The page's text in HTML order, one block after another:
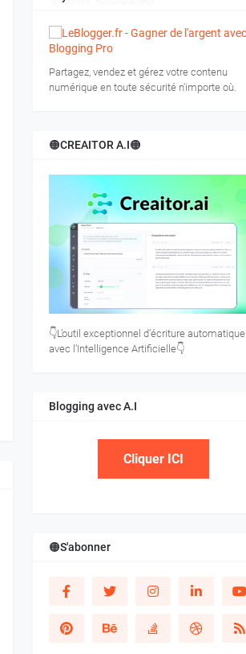
Partagez, vendez et gérez votre contenu
numérique en toute sécurité n'importe où.
🟠CREAITOR A.I🟠
👇L’outil exceptionnel d’écriture automatique
avec l’Intelligence Artificielle👇
Blogging avec A.I
Cliquer ICI
🟠S'abonner